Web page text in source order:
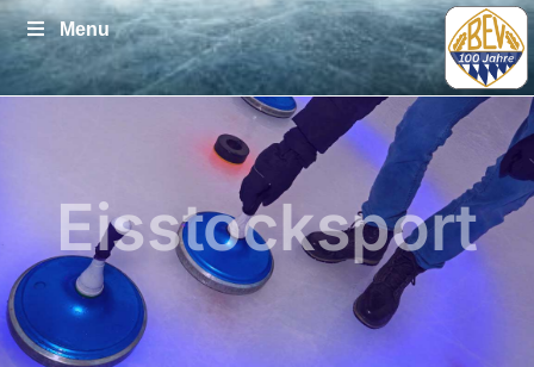
Zum
Inhalt
springen
Menu
Eisstocksport